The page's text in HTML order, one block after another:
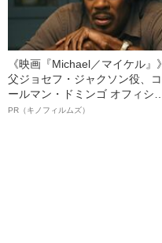
《映画『Michael／マイケル』》
父ジョセフ・ジャクソン役、コ
ールマン・ドミンゴ オフィシャ
ルインタビュー“観客を魅了した
PR（キノフィルムズ）